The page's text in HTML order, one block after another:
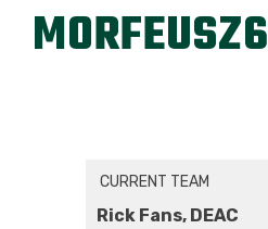
MORFEUSZ6
CURRENT TEAM
Rick Fans, DEAC